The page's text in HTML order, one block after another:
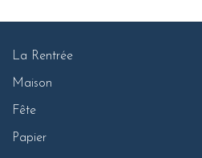
La Rentrée
Maison
Fête
Papier